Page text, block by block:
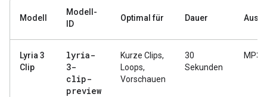
Modell
Modell-
ID
Optimal für Dauer
Lyria 3
Clip
lyria-
3-
clip-
preview
Kurze Clips,
Loops,
Vorschauen
30
Sekunden
MP3